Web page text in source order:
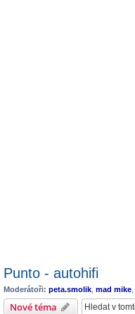
Punto - autohifi
Moderátoři: peta.smolik mad mike
Nové téma